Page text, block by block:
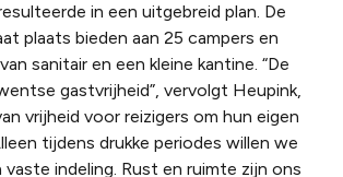
in een uitgebreid plan. De
plaats bieden aan 25 campers en
sanitair en een kleine kantine. “De
gastvrijheid”, vervolgt Heupink,
vrijheid voor reizigers om hun eigen
tijdens drukke periodes willen we
indeling. Rust en ruimte zijn ons